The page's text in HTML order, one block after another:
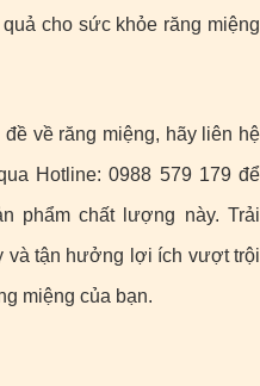
cho sức khỏe răng miệng
về răng miệng, hãy liên hệ
Hotline: 0988 579 179 để
phẩm chất lượng này. Trải
và tận hưởng lợi ích vượt trội
miệng của bạn.